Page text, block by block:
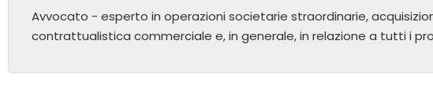
Avvocato - esperto in operazioni societarie straordinarie,
contrattualistica commerciale e, in generale, in relazione a tutti i